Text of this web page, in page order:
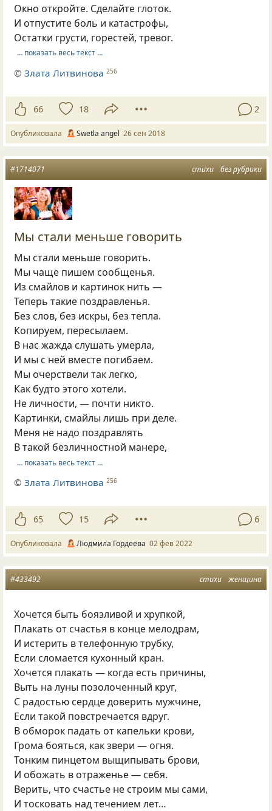
Окно откройте. Сделайте глоток.
И отпустите боль и катастрофы,
Остатки грусти, горестей, тревог.
… показать весь текст …
©Злата Литвинова 256
66 18 2
Опубликовала Swetla angel 26 сен 2018
стихи без рубрики
#1714071
Мы стали меньше говорить
Мы стали меньше говорить.
Мы чаще пишем сообщенья.
Из смайлов и картинок нить —
Теперь такие поздравленья.
Без слов, без искры, без тепла.
Копируем, пересылаем.
В нас жажда слушать умерла,
И мы с ней вместе погибаем.
Мы очерствели так легко,
Как будто этого хотели.
Не личности, — почти никто.
Картинки, смайлы лишь при деле.
Меня не надо поздравлять
В такой безличностной манере,
… показать весь текст …
©Злата Литвинова 256
65 15 6
Опубликовала Людмила Гордеева 02 фев 2022
стихи женщина
#433492
Хочется быть боязливой и хрупкой,
Плакать от счастья в конце мелодрам,
И истерить в телефонную трубку,
Если сломается кухонный кран.
Хочется плакать — когда есть причины,
Выть на луны позолоченный круг,
С радостью сердце доверить мужчине,
Если такой повстречается вдруг.
В обморок падать от капельки крови,
Грома бояться, как звери — огня.
Тонким пинцетом выщипывать брови,
И обожать в отраженье — себя.
Верить, что счастье не строим мы сами,
И тосковать над течением лет…